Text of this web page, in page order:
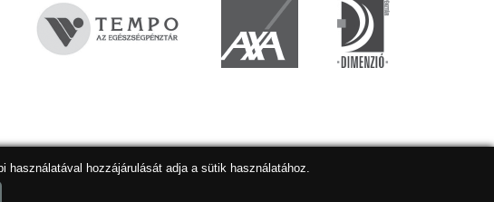
használatával hozzájárulását adja a sütik használatához.